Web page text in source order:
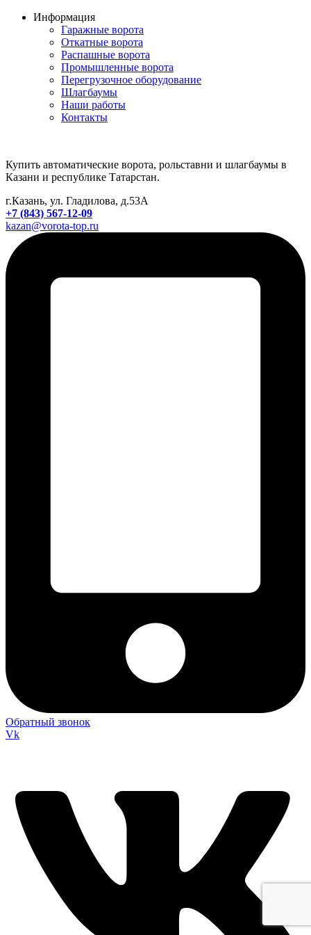
Информация
Гаражные ворота
Откатные ворота
Распашные ворота
Промышленные ворота
Перегрузочное оборудование
Шлагбаумы
Наши работы
Контакты
Купить автоматические ворота, рольставни и шлагбаумы в
Казани и республике Татарстан.
г.Казань, ул. Гладилова, д.53А
+7 (843) 567-12-09
kazan@vorota-top.ru
Обратный звонок
Vk